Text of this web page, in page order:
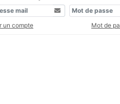
un compte
Mot de